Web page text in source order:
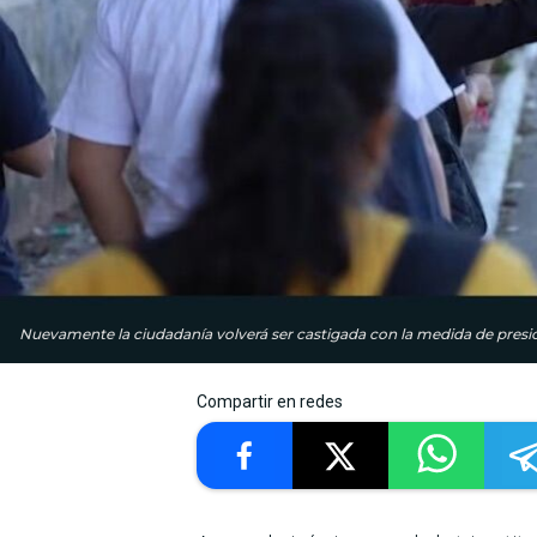
Nuevamente la ciudadanía volverá ser castigada con la medida de
Compartir en redes